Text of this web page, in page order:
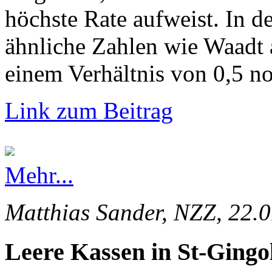
höchste Rate aufweist. In
ähnliche Zahlen wie
einem Verhältnis von 0,5
Link zum Beitrag
Mehr...
Matthias Sander, NZZ,
Leere Kassen in St-